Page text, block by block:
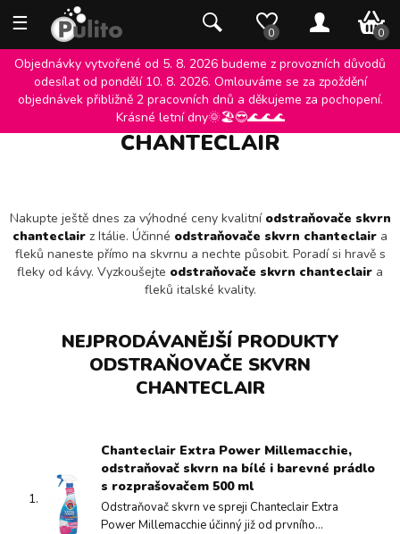
☰ 0 0
0
Objednávky vytvořené od 5. 8. 2026 budeme z provozních důvodů
odesílat od pondělí 10. 8. 2026. Omlouváme se za zpoždění
objednávek přibližně 2 pracovních dnů a děkujeme za pochopení.
Krásné letní dny🌞🏖️😎🌊🌊🌊
ODSTRAŇOVAČE SKVRN
CHANTECLAIR
Nakupte ještě dnes za výhodné ceny kvalitní odstraňovače skvrn
chanteclair z Itálie. Účinné odstraňovače skvrn chanteclair a
fleků naneste přímo na skvrnu a nechte působit. Poradí si hravě s
fleky od kávy. Vyzkoušejte odstraňovače skvrn chanteclair a
fleků italské kvality.
NEJPRODÁVANĚJŠÍ PRODUKTY
ODSTRAŇOVAČE SKVRN
CHANTECLAIR
1.
Chanteclair Extra Power Millemacchie,
odstraňovač skvrn na bílé i barevné prádlo
s rozprašovačem 500 ml
Odstraňovač skvrn ve spreji Chanteclair Extra
Power Millemacchie účinný již od prvního...